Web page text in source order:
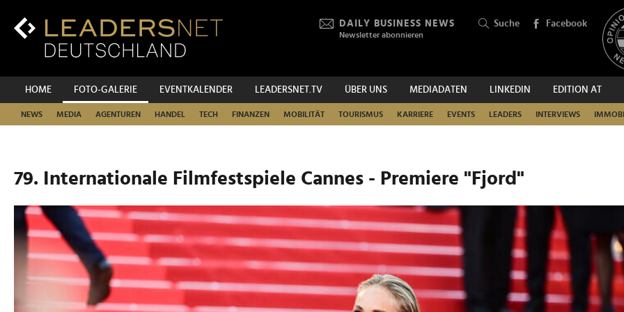
Inhalt
Hauptnavigation
DAILY BUSINESS NEWS
Newsletter abonnieren
Suche Facebook
HOME FOTO-GALERIE EVENTKALENDER LEADERSNET.TV ÜBER UNS MEDIADATEN LINKEDIN EDITION AT
NEWS MEDIA AGENTUREN HANDEL TECH FINANZEN MOBILITÄT TOURISMUS KARRIERE EVENTS LEADERS INTERVIEWS
SUCHEN
79. Internationale Filmfestspiele Cannes - Premiere "Fjord"